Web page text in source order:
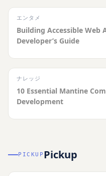
エンタメ
Building Accessible Web
Developer’s Guide
ナレッジ
10 Essential Mantine
Development
PICKUP Pickup